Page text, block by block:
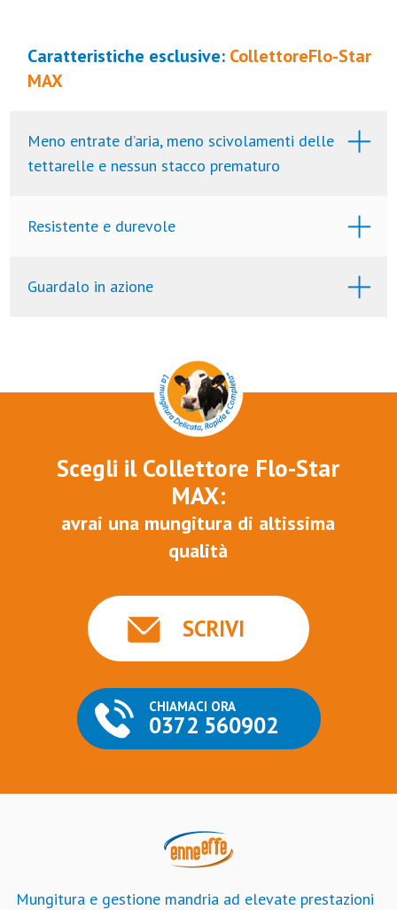
Caratteristiche esclusive: CollettoreFlo-Star
MAX
Meno entrate d’aria, meno scivolamenti delle
tettarelle e nessun stacco prematuro
Resistente e durevole
Guardalo in azione
Scegli il Collettore Flo-Star
MAX:
avrai una mungitura di altissima
qualità
SCRIVI
CHIAMACI ORA
0372 560902
Mungitura e gestione mandria ad elevate prestazioni